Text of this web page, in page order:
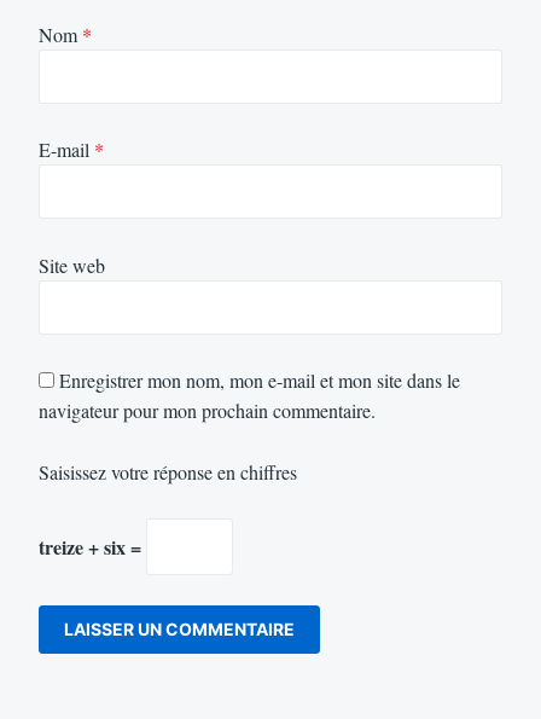
Nom *
E-mail *
Site web
Enregistrer mon nom, mon e-mail et mon site dans le
navigateur pour mon prochain commentaire.
Saisissez votre réponse en chiffres
treize + six =